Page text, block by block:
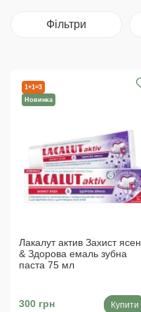
Фільтри
Лакалут актив Захист ясен
& Здорова емаль зубна
паста 75 мл
1+1=3
Новинка
300 грн Купити